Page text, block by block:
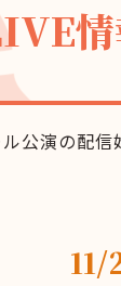
公演の配信
11/